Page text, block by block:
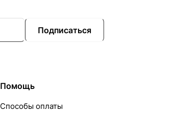
Подписаться
Помощь
Способы оплаты